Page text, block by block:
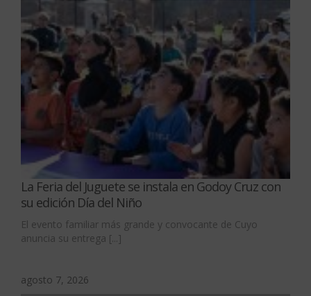
La Feria del Juguete se instala en Godoy Cruz con
su edición Día del Niño
El evento familiar más grande y convocante de Cuyo
anuncia su entrega [...]
agosto 7, 2026